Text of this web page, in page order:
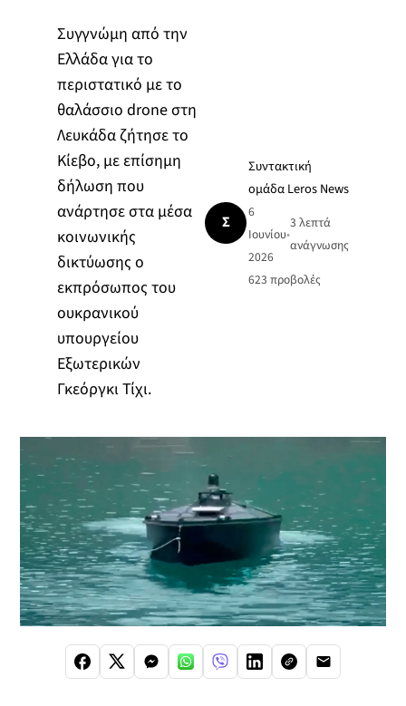
Συγγνώμη από την
Ελλάδα για το
περιστατικό με το
θαλάσσιο drone στη
Λευκάδα ζήτησε το
Κίεβο, με επίσημη
δήλωση που
ανάρτησε στα μέσα
κοινωνικής
δικτύωσης ο
εκπρόσωπος του
ουκρανικού
υπουργείου
Εξωτερικών
Γκεόργκι Τίχι.
Σ
Συντακτική
ομάδα Leros News
6
Ιουνίου
2026
•
3 λεπτά
ανάγνωσης
623 προβολές